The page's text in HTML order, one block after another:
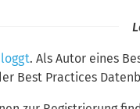
. Als Autor eines
Best Practices